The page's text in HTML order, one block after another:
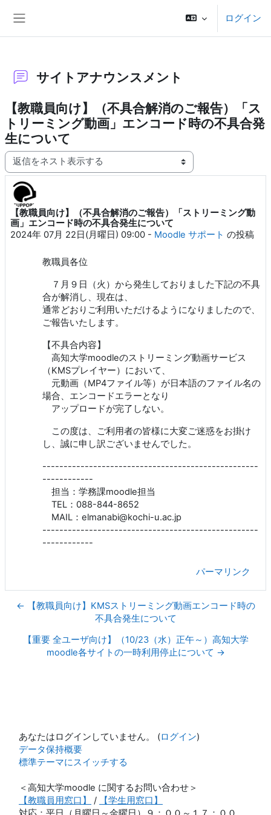
ログイン
サイトアナウンスメント
【教職員向け】（不具合解消のご報告）「ス
トリーミング動画」エンコード時の不具合発
生について
表示モード
【教職員向け】（不具合解消のご報告）「ストリーミング動
画」エンコード時の不具合発生について
2024年 07月 22日(月曜日) 09:00 - Moodle サポート の投稿
返信数: 0
教職員各位
７月９日（火）から発生しておりました下記の不具
合が解消し、現在は、
通常どおりご利用いただけるようになりましたので、
ご報告いたします。
【不具合内容】
高知大学moodleのストリーミング動画サービス
（KMSプレイヤー）において、
元動画（MP4ファイル等）が日本語のファイル名の
場合、エンコードエラーとなり
アップロードが完了しない。
この度は、ご利用者の皆様に大変ご迷惑をお掛け
し、誠に申し訳ございませんでした。
---------------------------------------------------
------------
担当：学務課moodle担当
TEL：088-844-8652
MAIL：elmanabi@kochi-u.ac.jp
---------------------------------------------------
------------
パーマリンク
← 【教職員向け】KMSストリーミング動画エンコード時の
不具合発生について
【重要 全ユーザ向け】（10/23（水）正午～）高知大学
moodle各サイトの一時利用停止について →
あなたはログインしていません。 (ログイン)
データ保持概要
標準テーマにスイッチする
＜高知大学moodle に関するお問い合わせ＞
【教職員用窓口】
/
【学生用窓口】